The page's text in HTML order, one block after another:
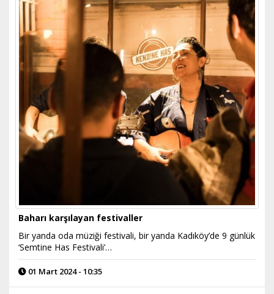
Baharı karşılayan festivaller
Bir yanda oda müziği festivali, bir yanda Kadıköy’de 9 günlük
‘Semtine Has Festivali’…
01 Mart 2024 - 10:35